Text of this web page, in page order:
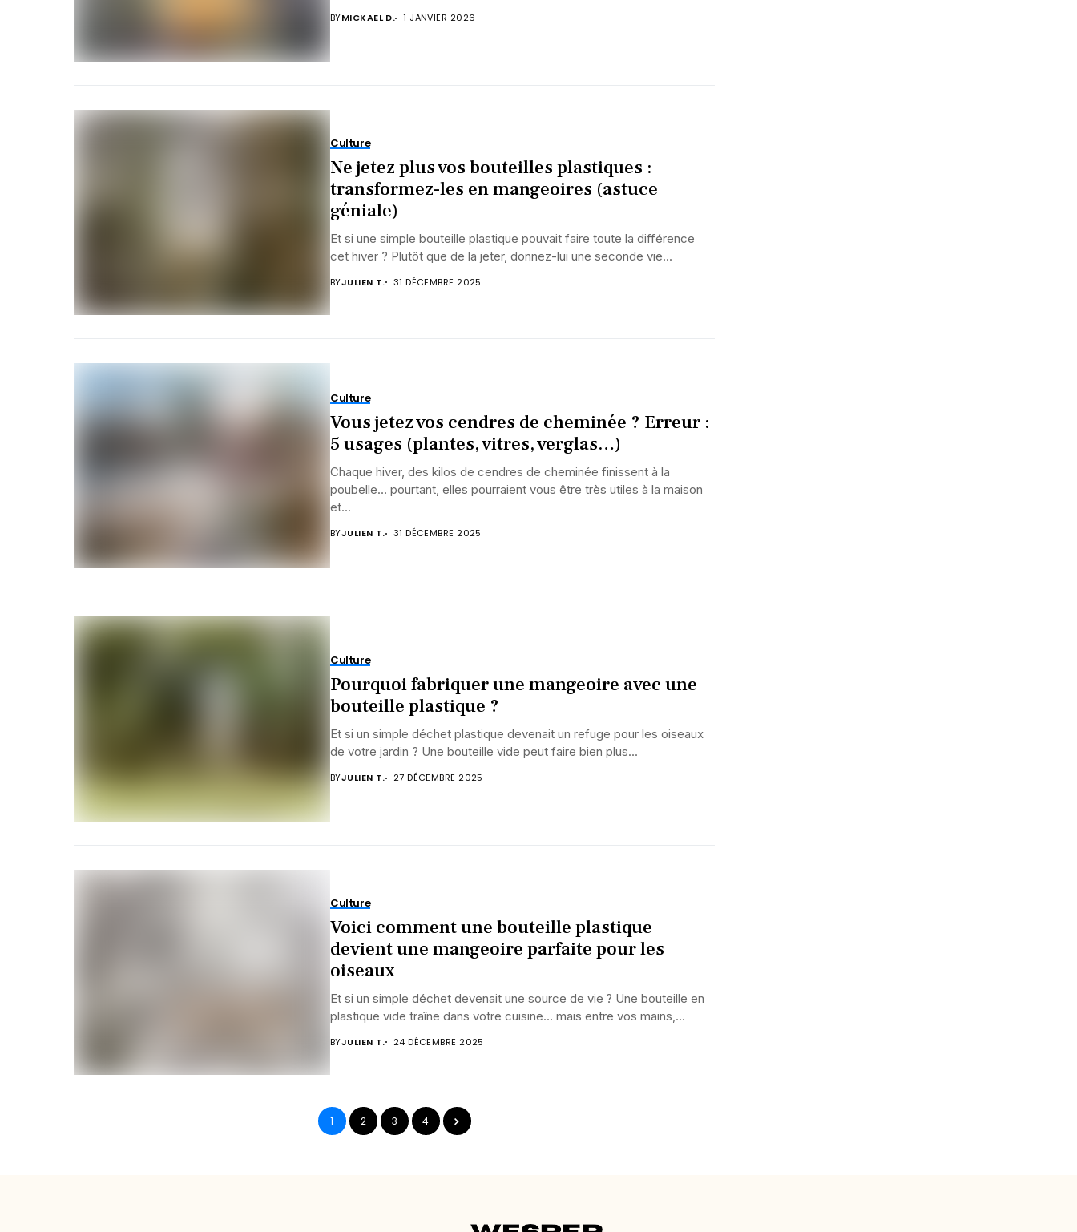
BYMICKAEL D. 1 JANVIER 2026
Culture
Ne jetez plus vos bouteilles plastiques :
transformez-les en mangeoires (astuce
géniale)
Et si une simple bouteille plastique pouvait faire toute la différence
cet hiver ? Plutôt que de la jeter, donnez-lui une seconde vie...
BYJULIEN T. 31 DÉCEMBRE 2025
Culture
Vous jetez vos cendres de cheminée ? Erreur :
5 usages (plantes, vitres, verglas…)
Chaque hiver, des kilos de cendres de cheminée finissent à la
poubelle… pourtant, elles pourraient vous être très utiles à la maison
et...
BYJULIEN T. 31 DÉCEMBRE 2025
Culture
Pourquoi fabriquer une mangeoire avec une
bouteille plastique ?
Et si un simple déchet plastique devenait un refuge pour les oiseaux
de votre jardin ? Une bouteille vide peut faire bien plus...
BYJULIEN T. 27 DÉCEMBRE 2025
Culture
Voici comment une bouteille plastique
devient une mangeoire parfaite pour les
oiseaux
Et si un simple déchet devenait une source de vie ? Une bouteille en
plastique vide traîne dans votre cuisine… mais entre vos mains,...
BYJULIEN T. 24 DÉCEMBRE 2025
1 2 3 4